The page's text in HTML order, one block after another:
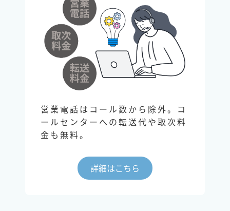
営業電話はコール数から除外。コ
ールセンターへの転送代や取次料
金も無料。
詳細はこちら